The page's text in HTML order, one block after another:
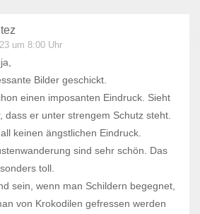
um 8:00 Uhr
Bilder geschickt.
einen imposanten Eindruck. Sieht
dass er unter strengem Schutz steht.
keinen ängstlichen Eindruck.
sind sehr schön. Das
toll.
sein, wenn man Schildern begegnet,
von Krokodilen gefressen werden